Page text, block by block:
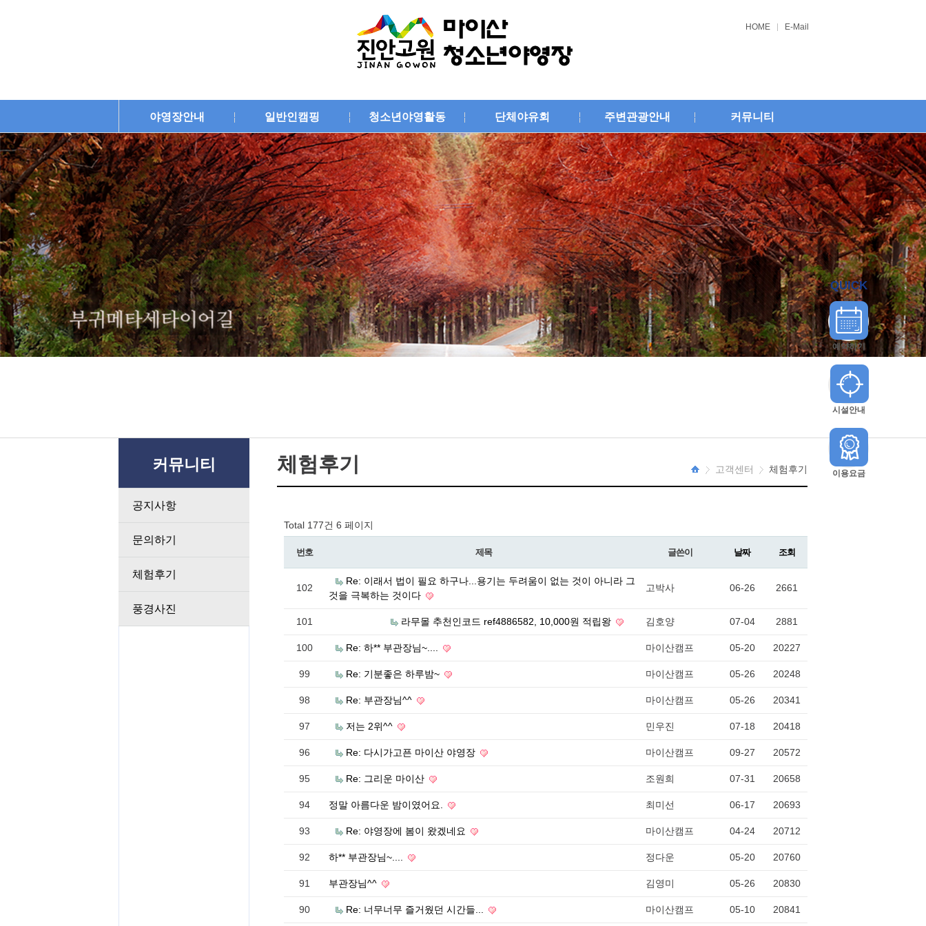
HOME E-Mail
야영장안내 일반인캠핑 청소년야영활동 단체야유회 주변관광안내 커뮤니티
커뮤니티
공지사항
문의하기
체험후기
풍경사진
체험후기 고객센터 체험후기
Total 177건 6 페이지
번호 제목 글쓴이 날짜 조회
102
Re: 이래서 법이 필요 하구나...용기는 두려움이 없는 것이 아니라 그
것을 극복하는 것이다
고박사 06-26 2661
101 라무몰 추천인코드 ref4886582, 10,000원 적립왕 김호양 07-04 2881
100 Re: 하** 부관장님~.... 마이산캠프 05-20 20227
99 Re: 기분좋은 하루밤~ 마이산캠프 05-26 20248
98 Re: 부관장님^^ 마이산캠프 05-26 20341
97 저는 2위^^ 민우진 07-18 20418
96 Re: 다시가고픈 마이산 야영장 마이산캠프 09-27 20572
95 Re: 그리운 마이산 조원희 07-31 20658
94 정말 아름다운 밤이였어요. 최미선 06-17 20693
93 Re: 야영장에 봄이 왔겠네요 마이산캠프 04-24 20712
92 하** 부관장님~.... 정다운 05-20 20760
91 부관장님^^ 김영미 05-26 20830
90 Re: 너무너무 즐거웠던 시간들... 마이산캠프 05-10 20841
QUICK
예약하기
시설안내
이용요금